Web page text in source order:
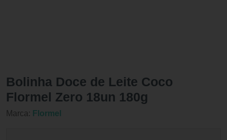
Bolinha Doce de Leite Coco
Flormel Zero 18un 180g
Marca: Flormel